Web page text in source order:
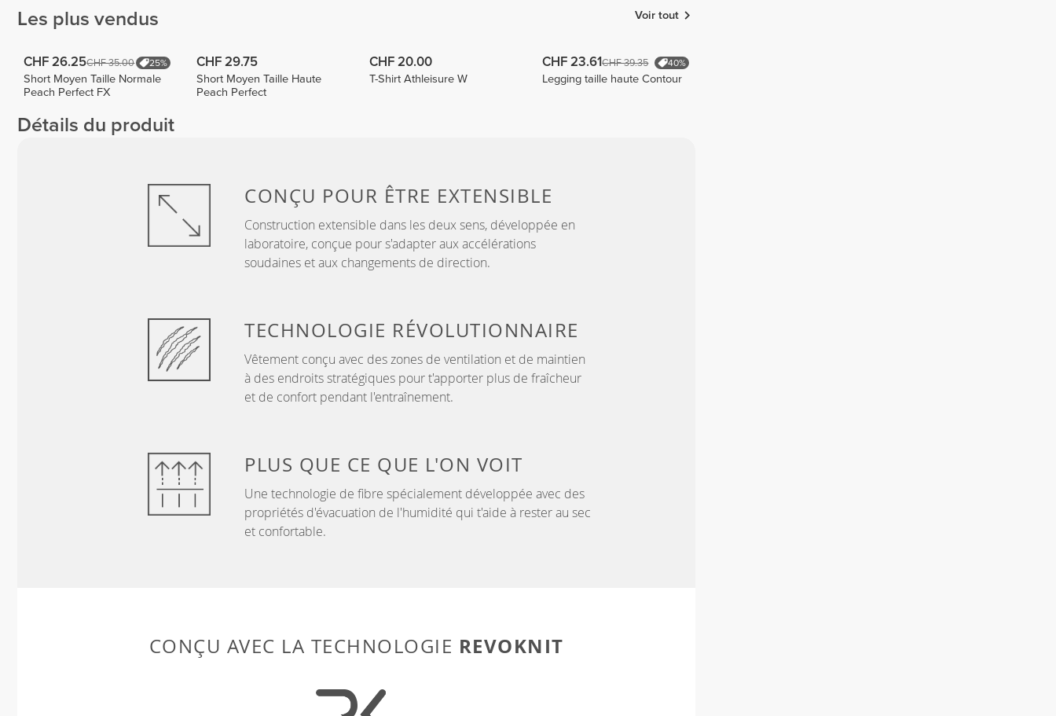
Les plus vendus Voir tout
CHF 26.25CHF 35.00 25%
Short Moyen Taille Normale
Peach Perfect FX
CHF 29.75
Short Moyen Taille Haute
Peach Perfect
CHF 20.00
T-Shirt Athleisure W
CHF 23.61CHF 39.35 40%
Legging taille haute Contour
Détails du produit
CONÇU POUR ÊTRE EXTENSIBLE
Construction extensible dans les deux sens, développée en
laboratoire, conçue pour s'adapter aux accélérations
soudaines et aux changements de direction.
TECHNOLOGIE RÉVOLUTIONNAIRE
Vêtement conçu avec des zones de ventilation et de maintien
à des endroits stratégiques pour t'apporter plus de fraîcheur
et de confort pendant l'entraînement.
PLUS QUE CE QUE L'ON VOIT
Une technologie de fibre spécialement développée avec des
propriétés d'évacuation de l'humidité qui t'aide à rester au sec
et confortable.
CONÇU AVEC LA TECHNOLOGIE REVOKNIT